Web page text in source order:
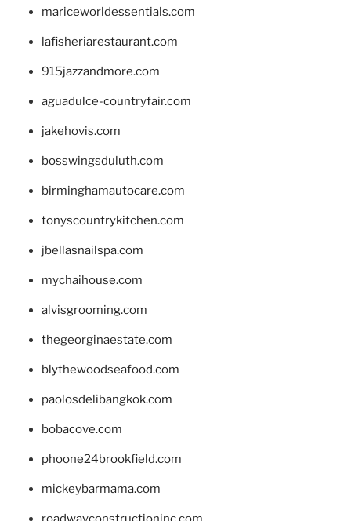
mariceworldessentials.com
lafisheriarestaurant.com
915jazzandmore.com
aguadulce-countryfair.com
jakehovis.com
bosswingsduluth.com
birminghamautocare.com
tonyscountrykitchen.com
jbellasnailspa.com
mychaihouse.com
alvisgrooming.com
thegeorginaestate.com
blythewoodseafood.com
paolosdelibangkok.com
bobacove.com
phoone24brookfield.com
mickeybarmama.com